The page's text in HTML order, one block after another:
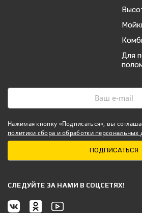
Для
Нажимая кнопку «Подписаться», вы
политики сбора и обработки персональных
ПОДПИСАТЬСЯ
CЛЕДУЙТЕ ЗА НАМИ В СОЦСЕТЯХ!